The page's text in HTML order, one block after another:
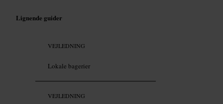
Lignende guider
VEJLEDNING
Lokale bagerier
VEJLEDNING